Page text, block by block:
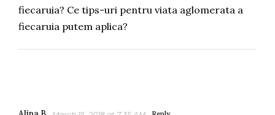
fiecaruia? Ce tips-uri pentru viata aglomerata a
fiecaruia putem aplica?